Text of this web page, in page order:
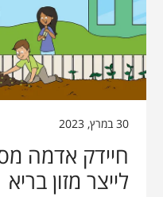
30 במרץ, 2023
חיידק אדמה
לייצר מזון בריא